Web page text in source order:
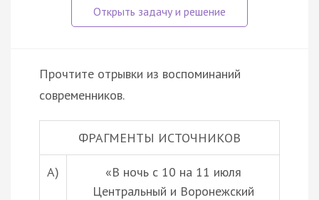
Прочтите отрывки из воспоминаний
современников.
ФРАГМЕНТЫ ИСТОЧНИКОВ
А)
«В ночь с 10 на 11 июля
Центральный и Воронежский